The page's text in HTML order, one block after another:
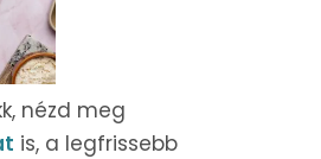
nézd meg
is, a legfrissebb